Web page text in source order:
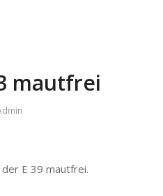
mautfrei
der E 39 mautfrei.